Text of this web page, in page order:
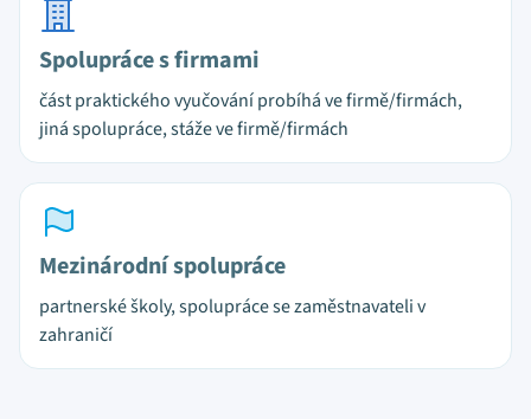
Spolupráce s firmami
část praktického vyučování probíhá ve firmě/firmách,
jiná spolupráce, stáže ve firmě/firmách
Mezinárodní spolupráce
partnerské školy, spolupráce se zaměstnavateli v
zahraničí